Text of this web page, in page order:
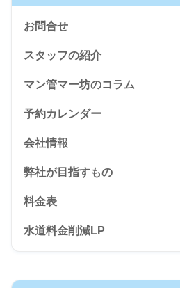
お問合せ
スタッフの紹介
マン管マー坊のコラム
予約カレンダー
会社情報
弊社が目指すもの
料金表
水道料金削減LP